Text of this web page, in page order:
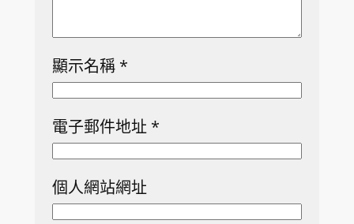
顯示名稱 *
電子郵件地址 *
個人網站網址